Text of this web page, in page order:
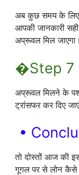
अब कुछ समय के लिए
आपकी जानकारी
अप्रूवल मिल जाएगा।
�Step 7
अप्रूवल मिलने के
ट्रांसफर कर दिए
•
तो दोस्तों आज की
गूगल पर से लोन कैसे